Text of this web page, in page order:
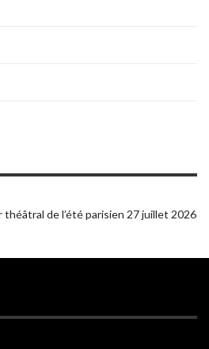
de l’été parisien 27 juillet 2026